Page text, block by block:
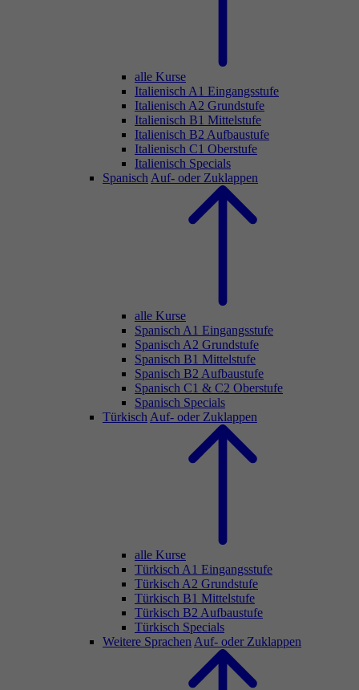
alle Kurse
Italienisch A1 Eingangsstufe
Italienisch A2 Grundstufe
Italienisch B1 Mittelstufe
Italienisch B2 Aufbaustufe
Italienisch C1 Oberstufe
Italienisch Specials
Spanisch Auf- oder Zuklappen
alle Kurse
Spanisch A1 Eingangsstufe
Spanisch A2 Grundstufe
Spanisch B1 Mittelstufe
Spanisch B2 Aufbaustufe
Spanisch C1 & C2 Oberstufe
Spanisch Specials
Türkisch Auf- oder Zuklappen
alle Kurse
Türkisch A1 Eingangsstufe
Türkisch A2 Grundstufe
Türkisch B1 Mittelstufe
Türkisch B2 Aufbaustufe
Türkisch Specials
Weitere Sprachen Auf- oder Zuklappen